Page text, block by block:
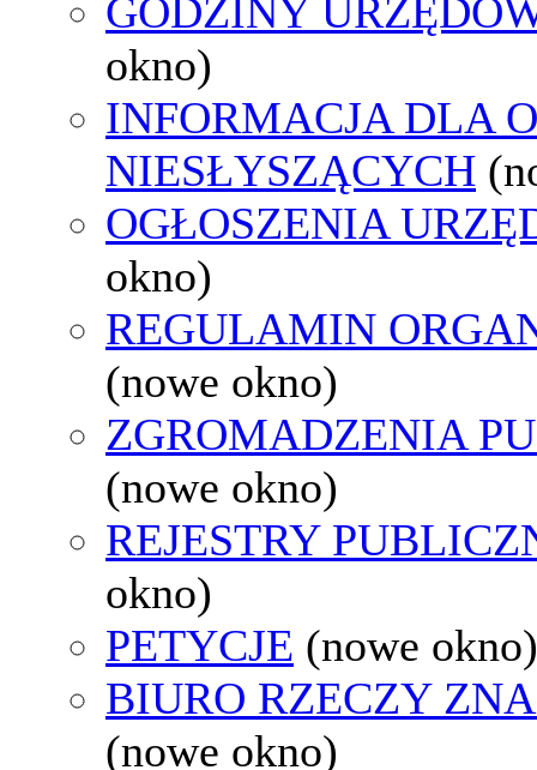
GODZINY
okno)
INFORMACJA DLA
NIESŁYSZĄCYCH
OGŁOSZENIA
okno)
REGULAMIN
(nowe okno)
ZGROMADZENIA
(nowe okno)
REJESTRY
okno)
PETYCJE (nowe okno)
BIURO RZECZY
(nowe okno)